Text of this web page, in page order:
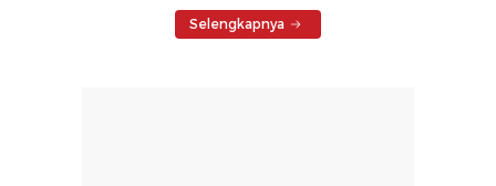
Selengkapnya